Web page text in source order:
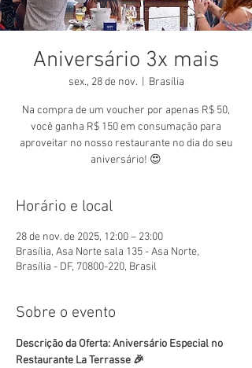
Aniversário 3x mais
sex., 28 de nov.
  |
Brasília
Na compra de um voucher por apenas R$ 50,
você ganha R$ 150 em consumação para
aproveitar no nosso restaurante no dia do seu
aniversário! 😍
Horário e local
28 de nov. de 2025, 12:00 – 23:00
Brasília, Asa Norte sala 135 - Asa Norte,
Brasília - DF, 70800-220, Brasil
Sobre o evento
Descrição da Oferta: Aniversário Especial no
Restaurante La Terrasse 🎉